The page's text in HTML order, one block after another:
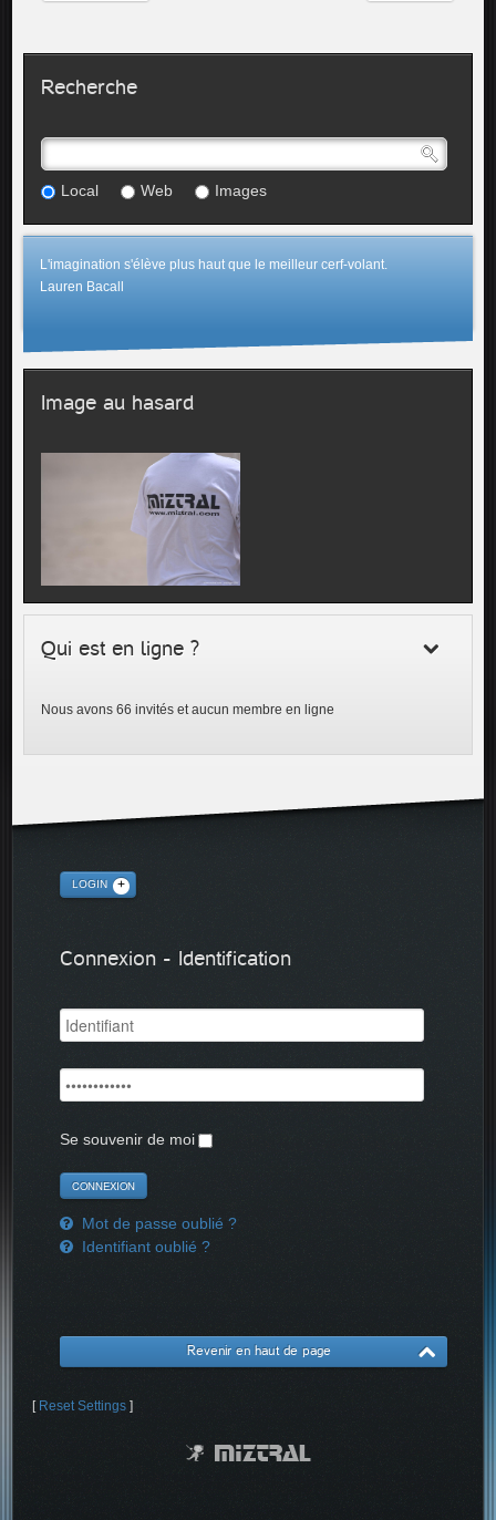
Recherche
Local Web Images
L'imagination s'élève plus haut que le meilleur cerf-volant.
Lauren Bacall
Image au hasard
Qui est en ligne ?
Nous avons 66 invités et aucun membre en ligne
LOGIN
Connexion - Identification
Se souvenir de moi
Mot de passe oublié ?
Identifiant oublié ?
Revenir en haut de page
[ Reset Settings ]